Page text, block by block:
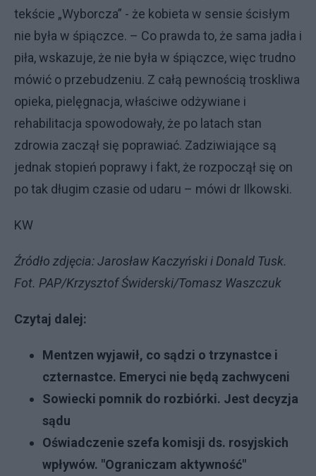
tekście „Wyborcza” - że kobieta w sensie ścisłym
nie była w śpiączce. – Co prawda to, że sama jadła i
piła, wskazuje, że nie była w śpiączce, więc trudno
mówić o przebudzeniu. Z całą pewnością troskliwa
opieka, pielęgnacja, właściwe odżywiane i
rehabilitacja spowodowały, że po latach stan
zdrowia zaczął się poprawiać. Zadziwiające są
jednak stopień poprawy i fakt, że rozpoczął się on
po tak długim czasie od udaru – mówi dr Ilkowski.
KW
Źródło zdjęcia: Jarosław Kaczyński i Donald Tusk.
Fot. PAP/Krzysztof Świderski/Tomasz Waszczuk
Czytaj dalej:
Mentzen wyjawił, co sądzi o trzynastce i
czternastce. Emeryci nie będą zachwyceni
Sowiecki pomnik do rozbiórki. Jest decyzja
sądu
Oświadczenie szefa komisji ds. rosyjskich
wpływów. "Ograniczam aktywność"